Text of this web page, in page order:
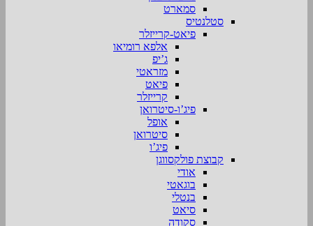
סמארט
סטלנטיס
פיאט-קרייזלר
אלפא רומיאו
ג’יפ
מזראטי
פיאט
קרייזלר
פיג’ו-סיטרואן
אופל
סיטרואן
פיג’ו
קבוצת פולקסווגן
אודי
בוגאטי
בנטלי
סיאט
סקודה